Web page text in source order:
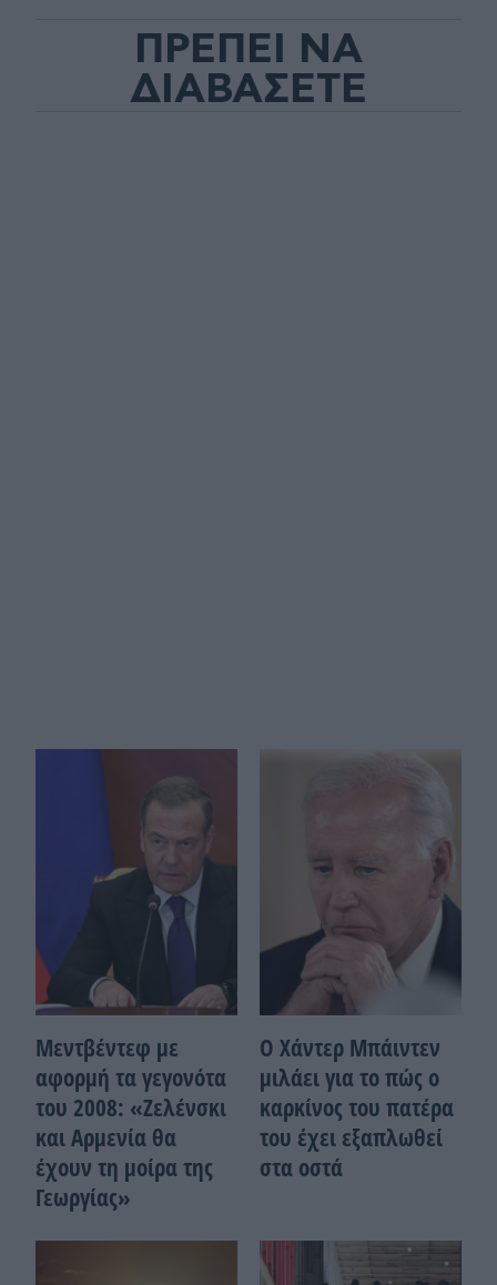
ΠΡΕΠΕΙ ΝΑ
ΔΙΑΒΑΣΕΤΕ
Μεντβέντεφ με
αφορμή τα γεγονότα
του 2008: «Ζελένσκι
και Αρμενία θα
έχουν τη μοίρα της
Γεωργίας»
Ο Χάντερ Μπάιντεν
μιλάει για το πώς ο
καρκίνος του πατέρα
του έχει εξαπλωθεί
στα οστά